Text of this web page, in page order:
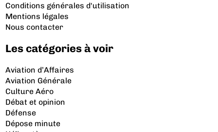
Conditions générales d'utilisation
Mentions légales
Nous contacter
Les catégories à voir
Aviation d’Affaires
Aviation Générale
Culture Aéro
Débat et opinion
Défense
Dépose minute